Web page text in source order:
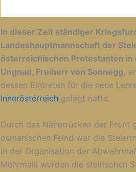
In dieser Zeit ständiger
Landeshauptmannschaft der
österreichischen Protestanten
Ungnad, Freiherr von Sonnegg,
dessen Eintreten für die neue
Innerösterreich gelegt hatte.
Durch das Näherrücken der Front
osmanischen Feind war die
in der Organisation der
Mehrmals wurden die steirischen